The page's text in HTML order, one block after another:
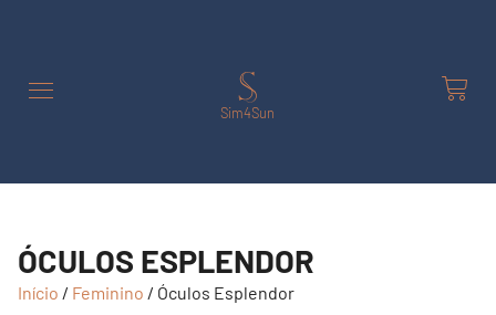
Sim4Sun
ÓCULOS ESPLENDOR
Início / Feminino / Óculos Esplendor